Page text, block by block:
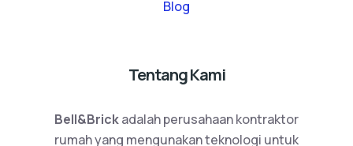
Blog
Tentang Kami
Bell&Brickadalah perusahaan kontraktor
rumah yang mengunakan teknologi untuk